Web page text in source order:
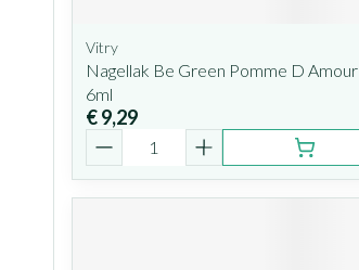
Vitry
Nagellak Be Green Pomme D Amour
6ml
€ 9,29